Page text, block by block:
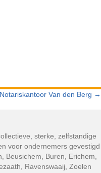
Notariskantoor Van den Berg →
sterke, zelfstandige
voor ondernemers gevestigd
Beusichem, Buren, Erichem,
Ravenswaaij, Zoelen